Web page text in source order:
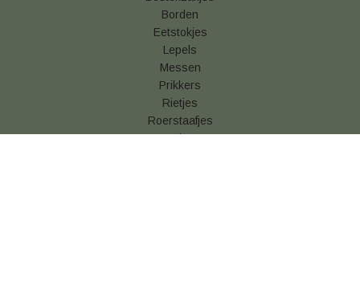
Borden
Eetstokjes
Lepels
Messen
Prikkers
Rietjes
Roerstaafjes
Vorken